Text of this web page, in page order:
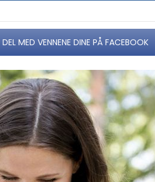
DEL MED VENNENE DINE PÅ FACEBOOK